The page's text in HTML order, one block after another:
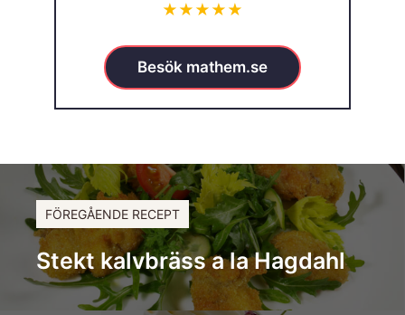
★★★★★
Besök mathem.se
FÖREGÅENDE RECEPT
Stekt kalvbräss a la Hagdahl